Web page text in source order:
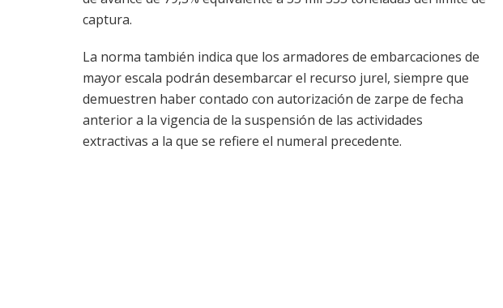
captura.
La norma también indica que los armadores de embarcaciones de
mayor escala podrán desembarcar el recurso jurel, siempre que
demuestren haber contado con autorización de zarpe de fecha
anterior a la vigencia de la suspensión de las actividades
extractivas a la que se refiere el numeral precedente.